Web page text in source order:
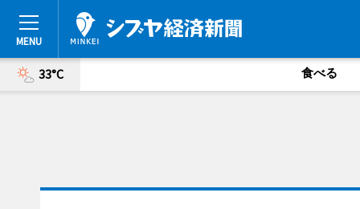
33°C 食べる